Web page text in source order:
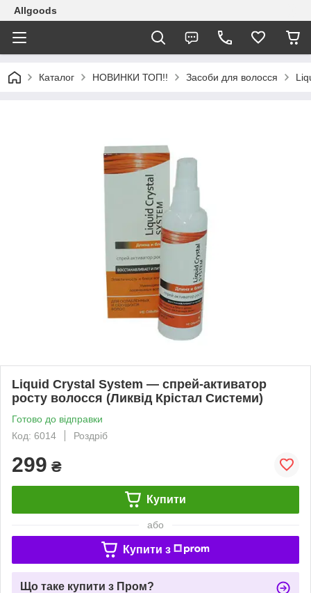
Allgoods
Каталог НОВИНКИ ТОП!! Засоби для волосся
Liquid Crystal System — спрей-активатор
росту волосся (Ликвід Крістал Системи)
Готово до відправки
Код: 6014
Роздріб
299 ₴
Купити
або
Купити з
Що таке купити з Пром?